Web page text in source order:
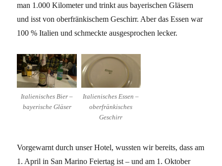
man 1.000 Kilometer und trinkt aus bayerischen Gläsern
und isst von oberfränkischem Geschirr. Aber das Essen war
100 % Italien und schmeckte ausgesprochen lecker.
Italienisches Bier –
bayerische Gläser
Italienisches Essen –
oberfränkisches
Geschirr
Vorgewarnt durch unser Hotel, wussten wir bereits, dass am
1. April in San Marino Feiertag ist – und am 1. Oktober